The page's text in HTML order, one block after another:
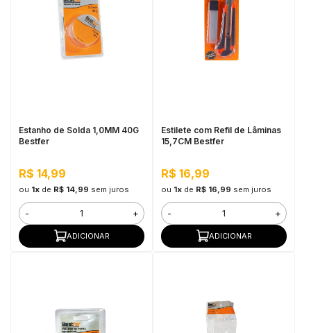
Estanho de Solda 1,0MM 40G
Bestfer
R$ 14,99
ou 1xde R$ 14,99 sem juros
- +
ADICIONAR
Estilete com Refil de Lâminas
15,7CM Bestfer
R$ 16,99
ou 1xde R$ 16,99 sem juros
- +
ADICIONAR